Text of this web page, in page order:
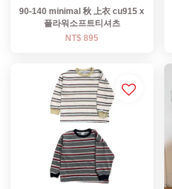
90-140 minimal 秋 上衣 cu915 x
플라워소프트티셔츠
NT$ 895